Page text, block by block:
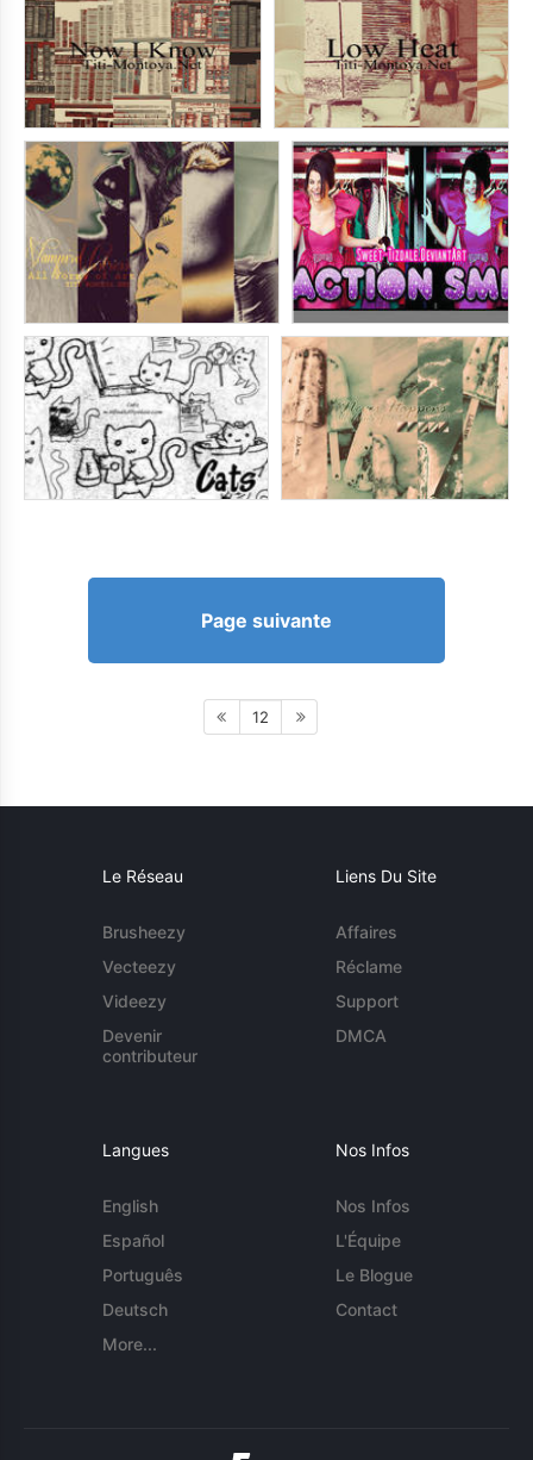
Page suivante
12
Le Réseau
Brusheezy
Vecteezy
Videezy
Devenir
contributeur
Liens Du Site
Affaires
Réclame
Support
DMCA
Langues
English
Español
Português
Deutsch
More...
Nos Infos
Nos Infos
L'Équipe
Le Blogue
Contact